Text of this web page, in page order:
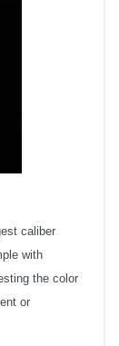
caliber
with
the color
or